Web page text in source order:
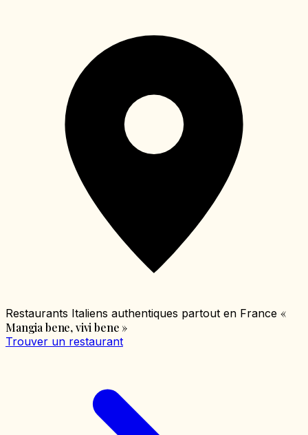
Restaurants Italiens authentiques partout en France «
Mangia bene, vivi bene »
Trouver un restaurant